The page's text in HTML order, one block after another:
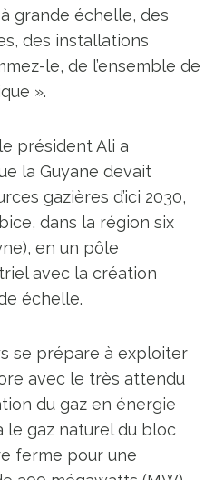
grande échelle, des
des installations
le, de l’ensemble de
».
président Ali a
la Guyane devait
gazières d’ici 2030,
dans la région six
en un pôle
avec la création
échelle.
se prépare à exploiter
avec le très attendu
du gaz en énergie
le gaz naturel du bloc
ferme pour une